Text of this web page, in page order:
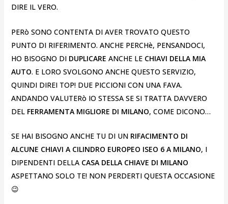
DIRE IL VERO.
PERò SONO CONTENTA DI AVER TROVATO QUESTO
PUNTO DI RIFERIMENTO. ANCHE PERCHè, PENSANDOCI,
HO BISOGNO DI DUPLICARE ANCHE LE CHIAVI DELLA MIA
AUTO. E LORO SVOLGONO ANCHE QUESTO SERVIZIO,
QUINDI DIREI TOP! DUE PICCIONI CON UNA FAVA.
ANDANDO VALUTERò IO STESSA SE SI TRATTA DAVVERO
DEL FERRAMENTA MIGLIORE DI MILANO, COME DICONO…
SE HAI BISOGNO ANCHE TU DI UNRIFACIMENTO DI
ALCUNE CHIAVI A CILINDRO EUROPEO ISEO 6 A MILANO, I
DIPENDENTI DELLA CASA DELLA CHIAVE DI MILANO
ASPETTANO SOLO TE! NON PERDERTI QUESTA OCCASIONE
😉